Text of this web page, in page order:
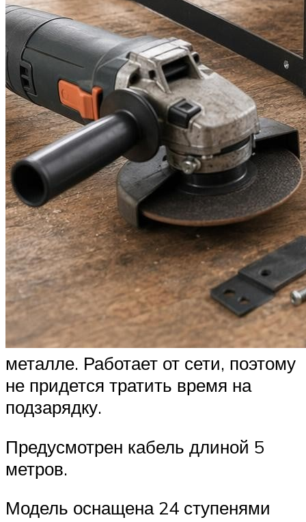
металле. Работает от сети, поэтому
не придется тратить время на
подзарядку.
Предусмотрен кабель длиной 5
метров.
Модель оснащена 24 ступенями